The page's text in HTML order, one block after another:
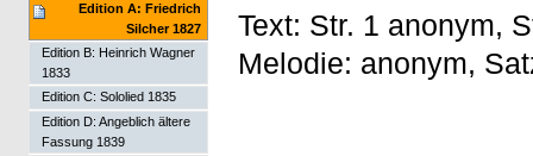
Text: Str. 1 anonym,
Melodie: anonym,
Edition A: Friedrich
Silcher 1827
Edition B: Heinrich Wagner
1833
Edition C: Sololied 1835
Edition D: Angeblich ältere
Fassung 1839